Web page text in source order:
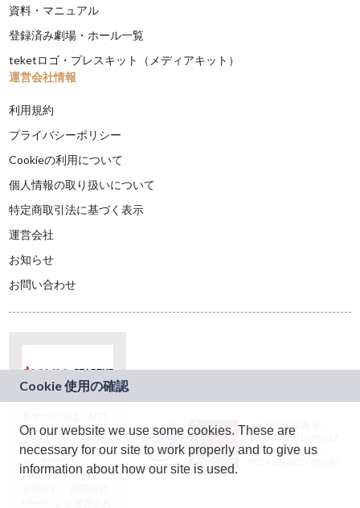
資料・マニュアル
登録済み劇場・ホール一覧
teketロゴ・プレスキット（メディアキット）
運営会社情報
利用規約
プライバシーポリシー
Cookieの利用について
個人情報の取り扱いについて
特定商取引法に基づく表示
運営会社
お知らせ
お問い合わせ
ドコモグループの新
規事業創出プログラ
ム「docomo
STARTUP」を通じて
JASRAC許諾番号：
9024936001Y45037
JASRAC許諾番号：
On our website we use some cookies. These are
necessary for our site to work properly and to give us
information about how our site is used.